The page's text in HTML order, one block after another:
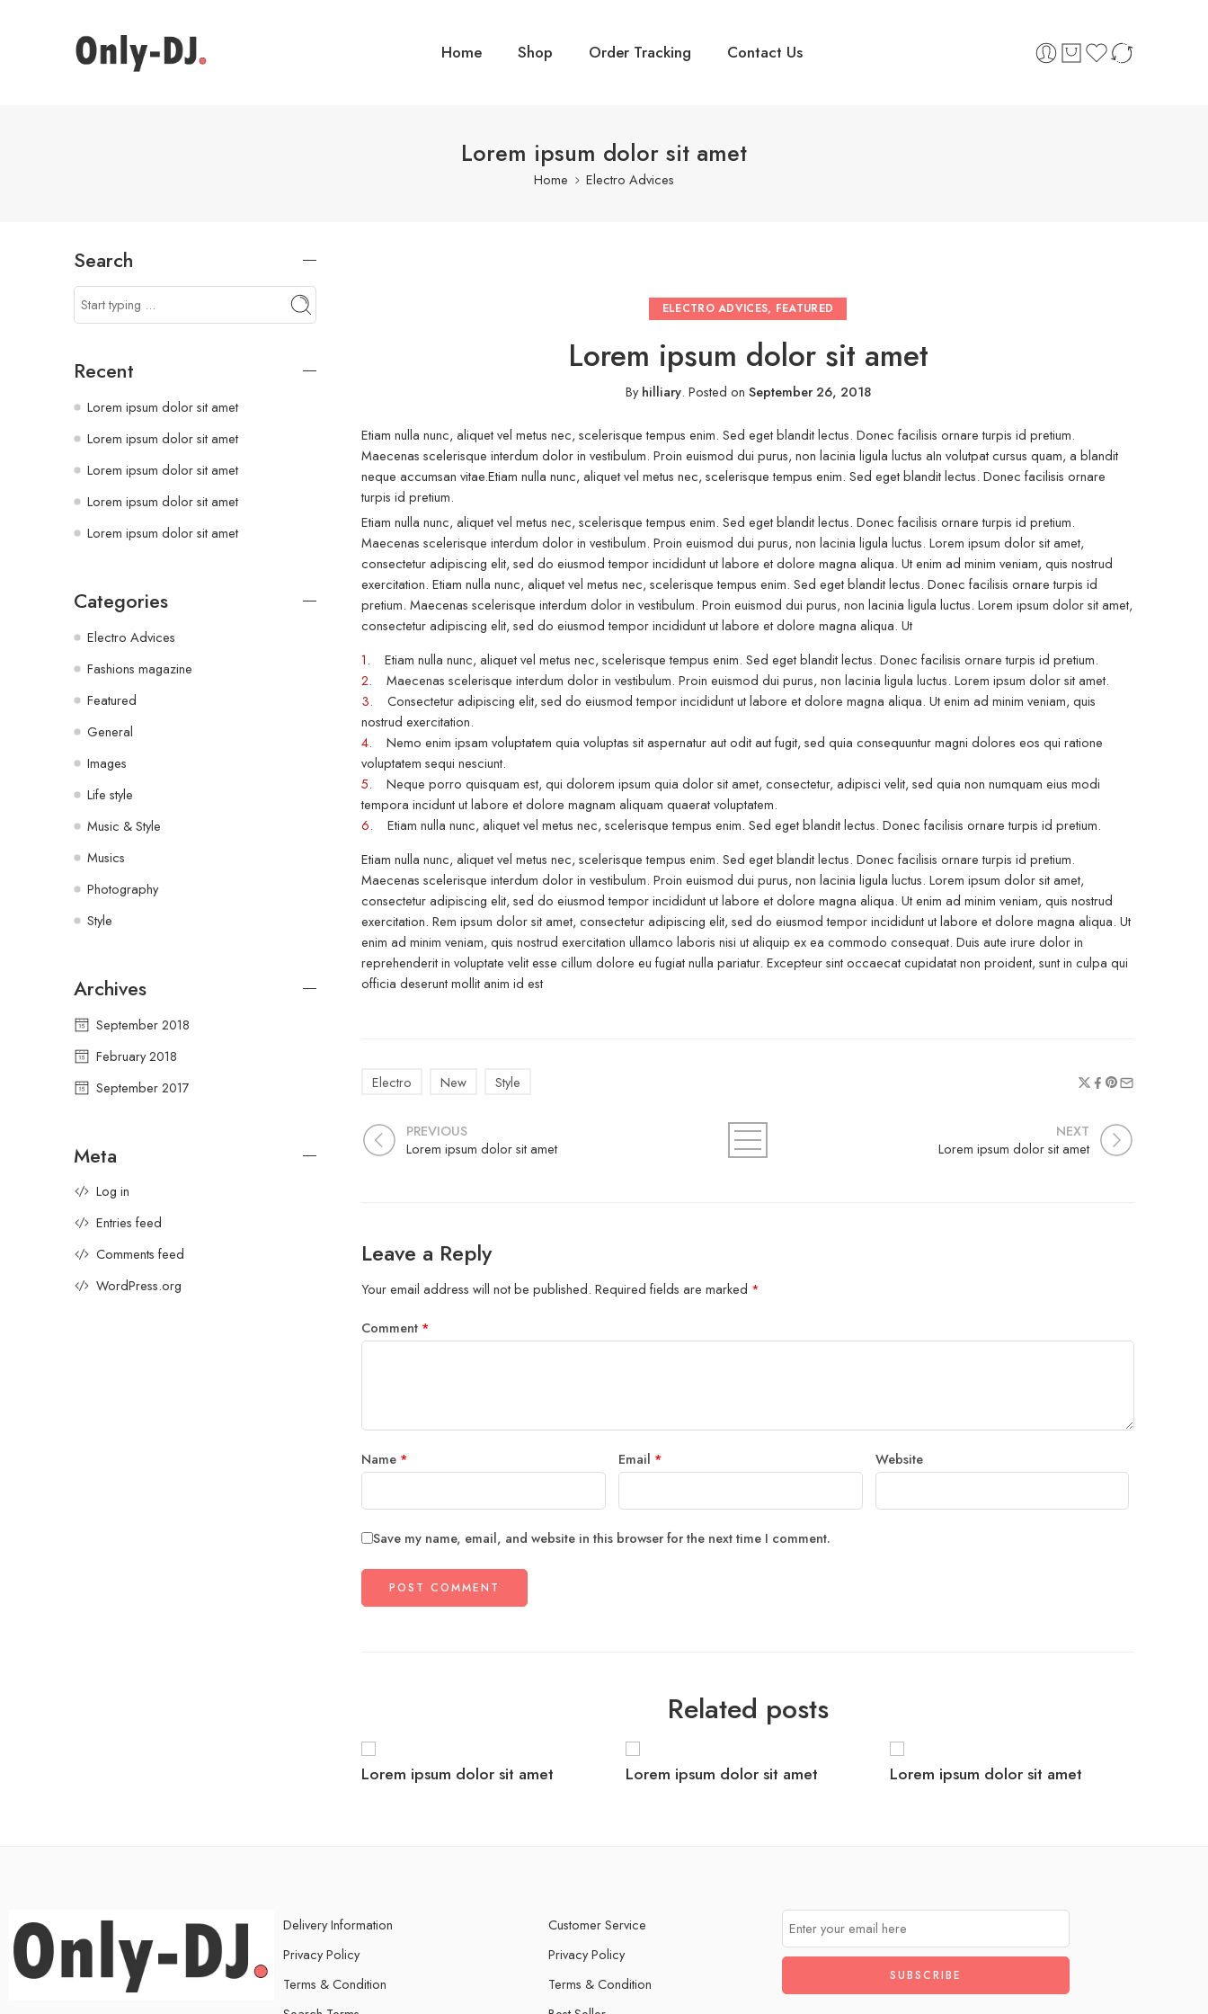
Home Shop Order Tracking Contact Us
Lorem ipsum dolor sit amet
Home Electro Advices
ELECTRO ADVICES, FEATURED
Lorem ipsum dolor sit amet
Byhilliary. Posted on September 26, 2018
Etiam nulla nunc, aliquet vel metus nec, scelerisque tempus enim. Sed eget blandit lectus. Donec facilisis ornare turpis id pretium.
Maecenas scelerisque interdum dolor in vestibulum. Proin euismod dui purus, non lacinia ligula luctus aIn volutpat cursus quam, a blandit
neque accumsan vitae.Etiam nulla nunc, aliquet vel metus nec, scelerisque tempus enim. Sed eget blandit lectus. Donec facilisis ornare
turpis id pretium.
Etiam nulla nunc, aliquet vel metus nec, scelerisque tempus enim. Sed eget blandit lectus. Donec facilisis ornare turpis id pretium.
Maecenas scelerisque interdum dolor in vestibulum. Proin euismod dui purus, non lacinia ligula luctus. Lorem ipsum dolor sit amet,
consectetur adipiscing elit, sed do eiusmod tempor incididunt ut labore et dolore magna aliqua. Ut enim ad minim veniam, quis nostrud
exercitation. Etiam nulla nunc, aliquet vel metus nec, scelerisque tempus enim. Sed eget blandit lectus. Donec facilisis ornare turpis id
pretium. Maecenas scelerisque interdum dolor in vestibulum. Proin euismod dui purus, non lacinia ligula luctus. Lorem ipsum dolor sit amet,
consectetur adipiscing elit, sed do eiusmod tempor incididunt ut labore et dolore magna aliqua. Ut
1. Etiam nulla nunc, aliquet vel metus nec, scelerisque tempus enim. Sed eget blandit lectus. Donec facilisis ornare turpis id pretium.
2. Maecenas scelerisque interdum dolor in vestibulum. Proin euismod dui purus, non lacinia ligula luctus. Lorem ipsum dolor sit amet.
3. Consectetur adipiscing elit, sed do eiusmod tempor incididunt ut labore et dolore magna aliqua. Ut enim ad minim veniam, quis
nostrud exercitation.
4. Nemo enim ipsam voluptatem quia voluptas sit aspernatur aut odit aut fugit, sed quia consequuntur magni dolores eos qui ratione
voluptatem sequi nesciunt.
5. Neque porro quisquam est, qui dolorem ipsum quia dolor sit amet, consectetur, adipisci velit, sed quia non numquam eius modi
tempora incidunt ut labore et dolore magnam aliquam quaerat voluptatem.
6. Etiam nulla nunc, aliquet vel metus nec, scelerisque tempus enim. Sed eget blandit lectus. Donec facilisis ornare turpis id pretium.
Etiam nulla nunc, aliquet vel metus nec, scelerisque tempus enim. Sed eget blandit lectus. Donec facilisis ornare turpis id pretium.
Maecenas scelerisque interdum dolor in vestibulum. Proin euismod dui purus, non lacinia ligula luctus. Lorem ipsum dolor sit amet,
consectetur adipiscing elit, sed do eiusmod tempor incididunt ut labore et dolore magna aliqua. Ut enim ad minim veniam, quis nostrud
exercitation. Rem ipsum dolor sit amet, consectetur adipiscing elit, sed do eiusmod tempor incididunt ut labore et dolore magna aliqua. Ut
enim ad minim veniam, quis nostrud exercitation ullamco laboris nisi ut aliquip ex ea commodo consequat. Duis aute irure dolor in
reprehenderit in voluptate velit esse cillum dolore eu fugiat nulla pariatur. Excepteur sint occaecat cupidatat non proident, sunt in culpa qui
officia deserunt mollit anim id est
Electro New Style
PREVIOUS
Lorem ipsum dolor sit amet
NEXT
Lorem ipsum dolor sit amet
Leave a Reply
Your email address will not be published. Required fields are marked *
Comment *
Name * Email * Website
Save my name, email, and website in this browser for the next time I comment.
Related posts
Lorem ipsum dolor sit amet Lorem ipsum dolor sit amet Lorem ipsum dolor sit amet
Search
Recent
Lorem ipsum dolor sit amet
Lorem ipsum dolor sit amet
Lorem ipsum dolor sit amet
Lorem ipsum dolor sit amet
Lorem ipsum dolor sit amet
Categories
Electro Advices
Fashions magazine
Featured
General
Images
Life style
Music & Style
Musics
Photography
Style
Archives
September 2018
February 2018
September 2017
Meta
Log in
Entries feed
Comments feed
WordPress.org
Delivery Information
Privacy Policy
Terms & Condition
Customer Service
Privacy Policy
Terms & Condition